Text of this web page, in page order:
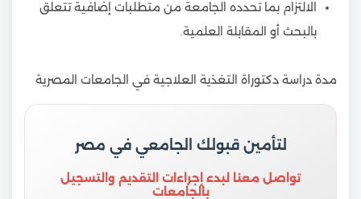
الالتزام بما تحدده الجامعة من متطلبات إضافية تتعلق
بالبحث أو المقابلة العلمية.
مدة دراسة دكتوراة التغذية العلاجية في الجامعات المصرية
لتأمين قبولك الجامعي في مصر
تواصل معنا لبدء إجراءات التقديم والتسجيل
بالجامعات